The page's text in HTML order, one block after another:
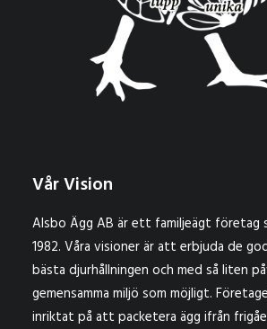
Vår Vision
Alsbo Ägg AB är ett familjeägt företag
1982. Våra visioner är att erbjuda de
bästa djurhållningen och med så liten
gemensamma miljö som möjligt.
inriktat på att packetera ägg ifrån